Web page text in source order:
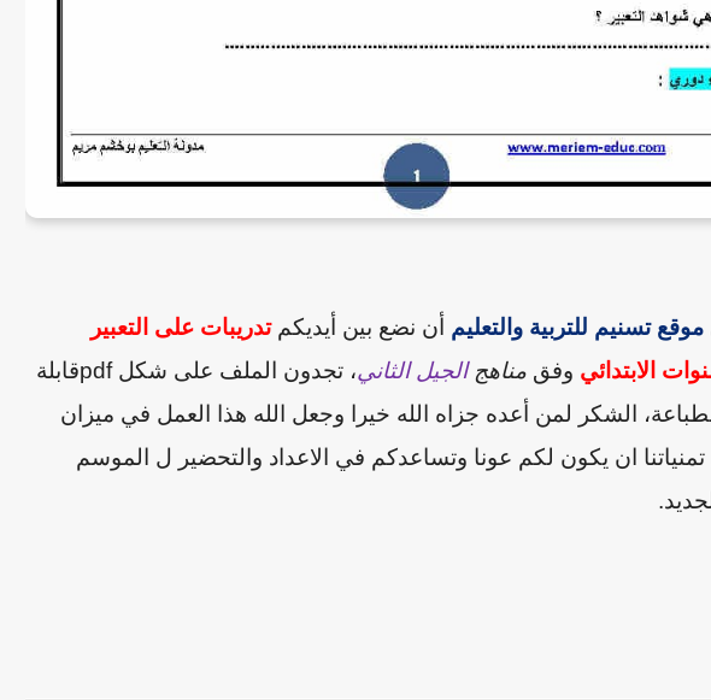
موقع تسنيم للتربية والتعليم أن نضع بين أيديكمتدريبات على التعبير
الابتدائي وفق مناهجالجيل الثاني، تجدون الملف على شكلpdfقابلة
الشكر لمن أعده جزاه الله خيرا وجعل الله هذا العمل في ميزان
ان يكون لكم عونا وتساعدكم في الاعداد والتحضير ل الموسم